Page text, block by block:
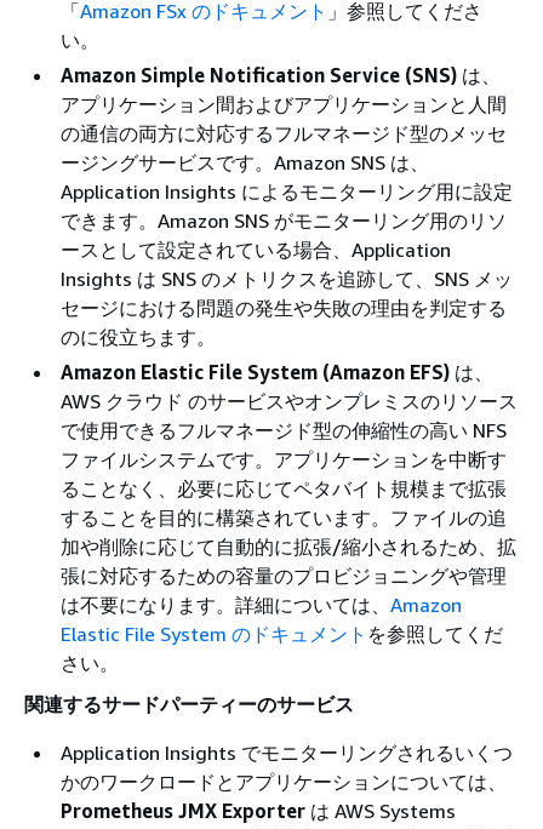
「Amazon FSx のドキュメント 」参照してくださ
い。
Amazon Simple Notification Service (SNS) は、
アプリケーション間およびアプリケーションと人間
の通信の両方に対応するフルマネージド型のメッセ
ージングサービスです。Amazon SNS は、
Application Insights によるモニターリング用に設定
できます。Amazon SNS がモニターリング用のリソ
ースとして設定されている場合、Application
Insights は SNS のメトリクスを追跡して、SNS メッ
セージにおける問題の発生や失敗の理由を判定する
のに役立ちます。
Amazon Elastic File System (Amazon EFS) は、
AWS クラウド のサービスやオンプレミスのリソース
で使用できるフルマネージド型の伸縮性の高い NFS
ファイルシステムです。アプリケーションを中断す
ることなく、必要に応じてペタバイト規模まで拡張
することを目的に構築されています。ファイルの追
加や削除に応じて自動的に拡張/縮小されるため、拡
張に対応するための容量のプロビジョニングや管理
は不要になります。詳細については、 Amazon
Elastic File System のドキュメント を参照してくだ
さい。
関連するサードパーティーのサービス
Application Insights でモニターリングされるいくつ
かのワークロードとアプリケーションについては、
Prometheus JMX Exporter は AWS Systems